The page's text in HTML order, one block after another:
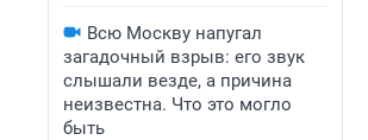
Всю Москву напугал
загадочный взрыв: его звук
слышали везде, а причина
неизвестна. Что это могло
быть